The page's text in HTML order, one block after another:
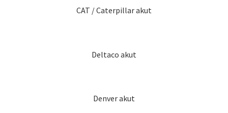
CAT / Caterpillar akut
Deltaco akut
Denver akut